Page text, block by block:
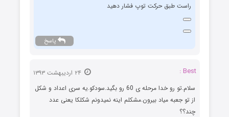
راست طبق حرکت توپ فشار دهید
پاسخ
Best :
سلام.تو رو خدا مرحله ی 60 رو بگید.سودکو.یه سری اعداد و شکل
از تو جعبه میاد بیرون.مشکلم اینه نمیدونم شکلکا یعنی عدد
چند؟؟